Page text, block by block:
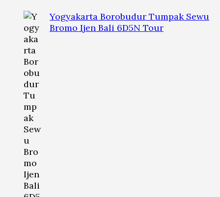
Yogyakarta Borobudur Tumpak Sewu
Bromo Ijen Bali 6D5N Tour